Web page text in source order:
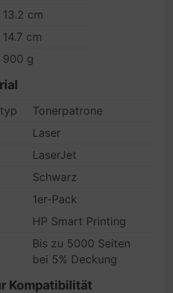
13.2 cm
14.7 cm
900 g
Tonerpatrone
Laser
LaserJet
Schwarz
1er-Pack
HP Smart Printing
Bis zu 5000 Seiten
bei 5% Deckung
Kompatibilität